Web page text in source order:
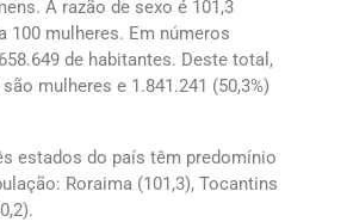
A razão de sexo é 101,3
100 mulheres. Em números
de habitantes. Deste total,
mulheres e 1.841.241 (50,3%)
estados do país têm predomínio
Roraima (101,3), Tocantins